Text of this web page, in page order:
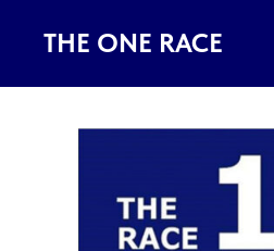
THE ONE RACE